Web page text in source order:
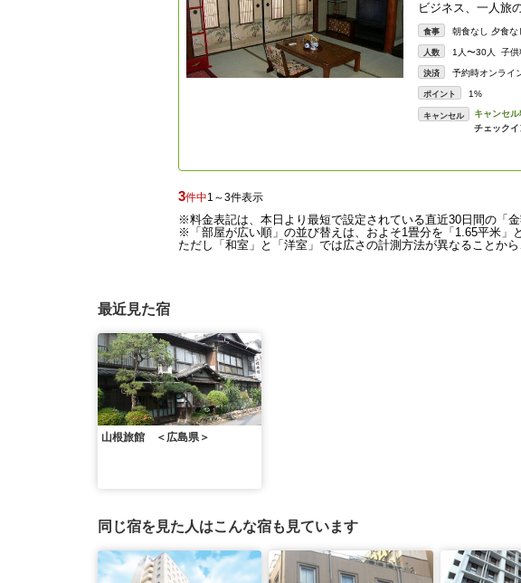
ビジネス、一人旅
食事 朝食なし 夕食な
人数 1人〜30人 子供
決済 予約時オンライ
ポイント 1%
キャンセル
3件中1～3件表示
※料金表記は、本日より最短で設定されている直近30日間の「
※「部屋が広い順」の並び替えは、およそ1畳分を「1.65平米」
ただし「和室」と「洋室」では広さの計測方法が異なることか
最近見た宿
山根旅館 ＜広島県＞
同じ宿を見た人はこんな宿も見ています